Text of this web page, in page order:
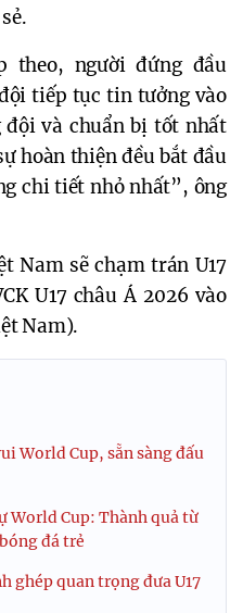
theo, người đứng đầu
tiếp tục tin tưởng vào
và chuẩn bị tốt nhất
hoàn thiện đều bắt đầu
chi tiết nhỏ nhất”, ông
Nam sẽ chạm trán U17
U17 châu Á 2026 vào
Nam).
World Cup, sẵn sàng đấu
World Cup: Thành quả từ
đá trẻ
ghép quan trọng đưa U17